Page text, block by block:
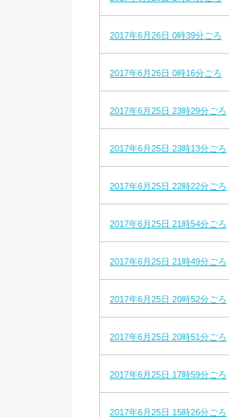
2017年6月26日 0時39分ごろ
2017年6月26日 0時16分ごろ
2017年6月25日 23時29分ごろ
2017年6月25日 23時13分ごろ
2017年6月25日 22時22分ごろ
2017年6月25日 21時54分ごろ
2017年6月25日 21時49分ごろ
2017年6月25日 20時52分ごろ
2017年6月25日 20時51分ごろ
2017年6月25日 17時59分ごろ
2017年6月25日 15時26分ごろ